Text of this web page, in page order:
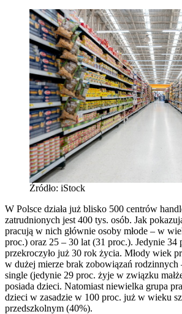
Źródło: iStock
W Polsce działa już blisko 500 centrów
zatrudnionych jest 400 tys. osób. Jak
pracują w nich głównie osoby młode – w
proc.) oraz 25 – 30 lat (31 proc.). Jedynie
przekroczyło już 30 rok życia. Młody wiek
w dużej mierze brak zobowiązań rodzinnych
single (jedynie 29 proc. żyje w związku
posiada dzieci. Natomiast niewielka grupa
dzieci w zasadzie w 100 proc. już w wieku
przedszkolnym (40%).